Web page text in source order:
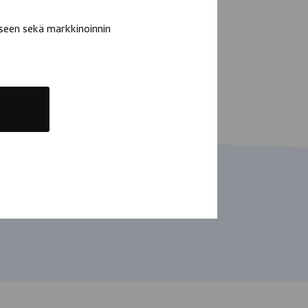
sekä markkinoinnin